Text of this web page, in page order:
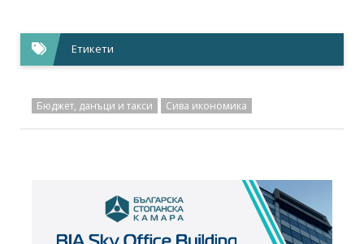
Етикети
Бюджет, данъци и такси Сива икономика